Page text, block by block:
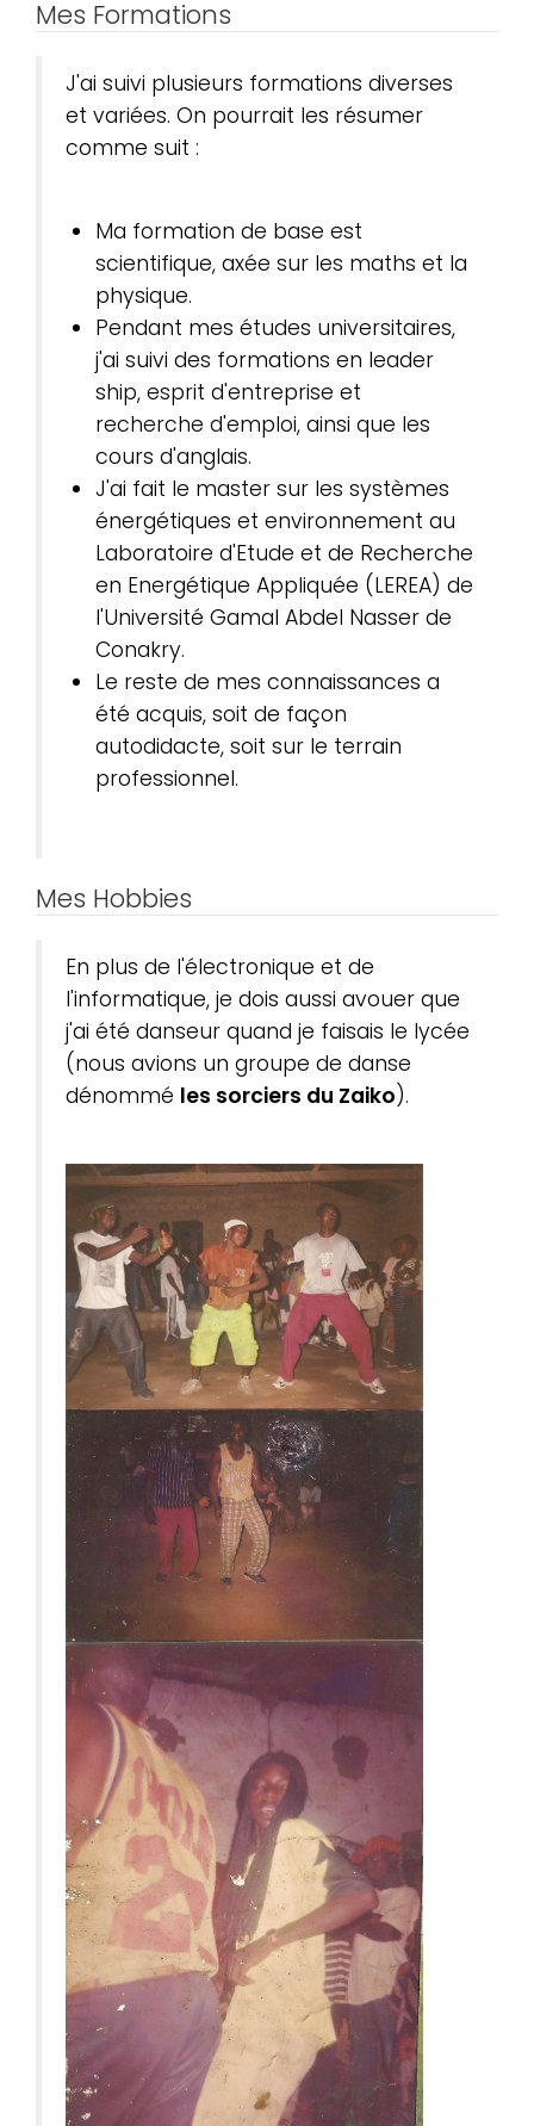
Mes Formations
J'ai suivi plusieurs formations diverses
et variées. On pourrait les résumer
comme suit :
Ma formation de base est
scientifique, axée sur les maths et la
physique.
Pendant mes études universitaires,
j'ai suivi des formations en leader
ship, esprit d'entreprise et
recherche d'emploi, ainsi que les
cours d'anglais.
J'ai fait le master sur les systèmes
énergétiques et environnement au
Laboratoire d'Etude et de Recherche
en Energétique Appliquée (LEREA) de
l'Université Gamal Abdel Nasser de
Conakry.
Le reste de mes connaissances a
été acquis, soit de façon
autodidacte, soit sur le terrain
professionnel.
Mes Hobbies
En plus de l'électronique et de
l'informatique, je dois aussi avouer que
j'ai été danseur quand je faisais le lycée
(nous avions un groupe de danse
dénommé les sorciers du Zaiko).